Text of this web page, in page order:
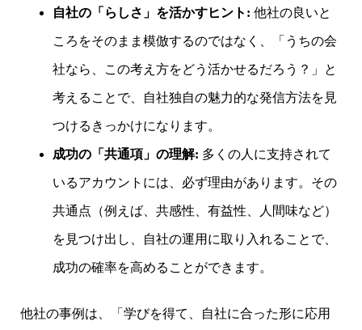
自社の「らしさ」を活かすヒント: 他社の良いと
ころをそのまま模倣するのではなく、「うちの会
社なら、この考え方をどう活かせるだろう？」と
考えることで、自社独自の魅力的な発信方法を見
つけるきっかけになります。
成功の「共通項」の理解: 多くの人に支持されて
いるアカウントには、必ず理由があります。その
共通点（例えば、共感性、有益性、人間味など）
を見つけ出し、自社の運用に取り入れることで、
成功の確率を高めることができます。
他社の事例は、「学びを得て、自社に合った形に応用